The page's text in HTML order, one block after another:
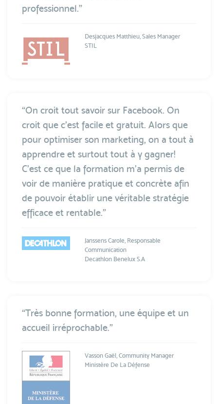
professionnel.”
Desjacques Matthieu, Sales Manager
STIL
“On croit tout savoir sur Facebook. On
croit que c'est facile et gratuit. Alors que
pour optimiser son marketing, on a tout à
apprendre et surtout tout à y gagner!
C'est ce que la formation m'a permis de
voir de manière pratique et concrète afin
de pouvoir établir une véritable stratégie
efficace et rentable.”
Janssens Carole, Responsable
Communication
Decathlon Benelux S.A
“Très bonne formation, une équipe et un
accueil irréprochable.”
Vasson Gaël, Community Manager
Ministère De La Défense